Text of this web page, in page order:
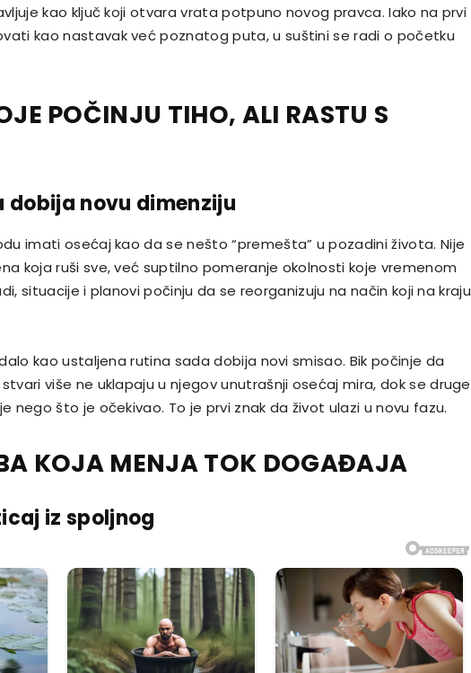
kao ključ koji otvara vrata potpuno novog pravca. Iako na prvi
kao nastavak već poznatog puta, u suštini se radi o početku
POČINJU TIHO, ALI RASTU S
dobija novu dimenziju
imati osećaj kao da se nešto “premešta” u pozadini života. Nije
koja ruši sve, već suptilno pomeranje okolnosti koje vremenom
situacije i planovi počinju da se reorganizuju na način koji na kraju
kao ustaljena rutina sada dobija novi smisao. Bik počinje da
više ne uklapaju u njegov unutrašnji osećaj mira, dok se druge
nego što je očekivao. To je prvi znak da život ulazi u novu fazu.
KOJA MENJA TOK DOGAĐAJA
iz spoljnog